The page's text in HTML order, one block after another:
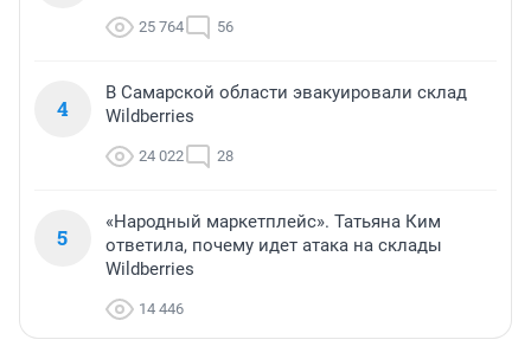
25 764 56
4
В Самарской области эвакуировали склад
Wildberries
24 022 28
5
«Народный маркетплейс». Татьяна Ким
ответила, почему идет атака на склады
Wildberries
14 446